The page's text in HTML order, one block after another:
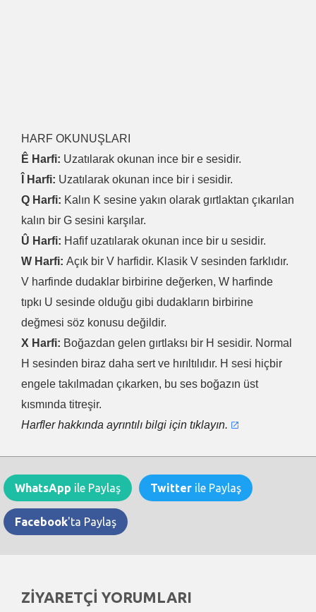
HARF OKUNUŞLARI
Ê Harfi: Uzatılarak okunan ince bir e sesidir.
Î Harfi: Uzatılarak okunan ince bir i sesidir.
Q Harfi: Kalın K sesine yakın olarak gırtlaktan çıkarılan
kalın bir G sesini karşılar.
Û Harfi: Hafif uzatılarak okunan ince bir u sesidir.
W Harfi: Açık bir V harfidir. Klasik V sesinden farklıdır.
V harfinde dudaklar birbirine değerken, W harfinde
tıpkı U sesinde olduğu gibi dudakların birbirine
değmesi söz konusu değildir.
X Harfi: Boğazdan gelen gırtlaksı bir H sesidir. Normal
H sesinden biraz daha sert ve hırıltılıdır. H sesi hiçbir
engele takılmadan çıkarken, bu ses boğazın üst
kısmında titreşir.
Harfler hakkında ayrıntılı bilgi için tıklayın.
WhatsApp ile Paylaş Twitter ile Paylaş
Facebook'ta Paylaş
ZİYARETÇİ YORUMLARI